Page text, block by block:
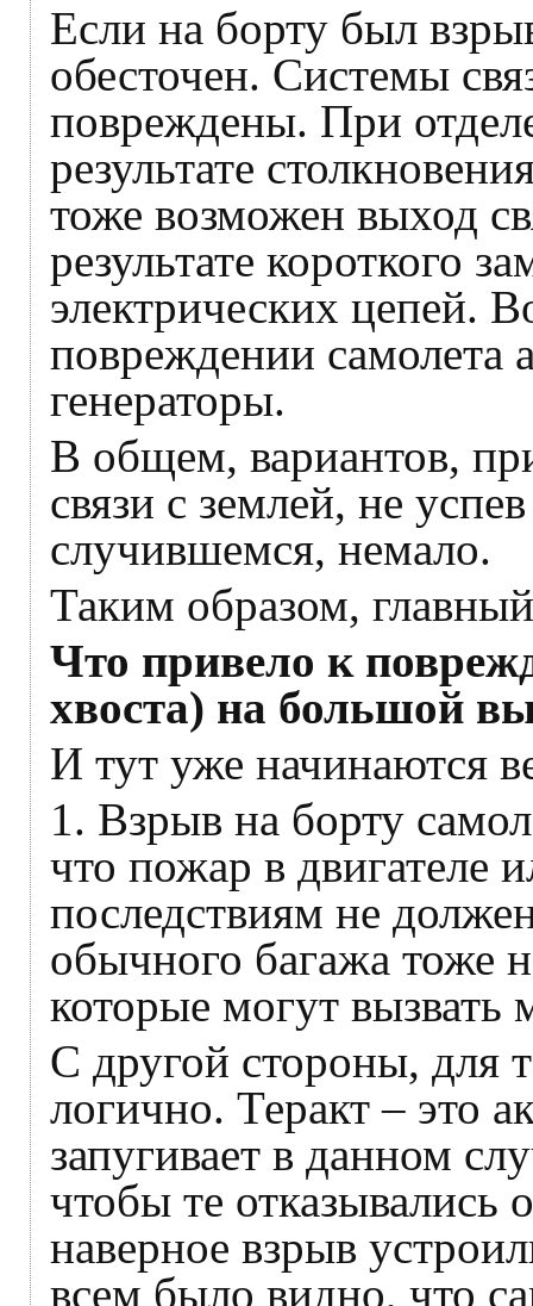
Если на борту был
обесточен. Системы
повреждены. При
результате
тоже возможен выход
результате короткого
электрических цепей.
повреждении самолета
генераторы.
В общем, вариантов,
связи с землей, не
случившемся, немало.
Таким образом,
Что привело к
хвоста) на большой
И тут уже начинаются
1. Взрыв на борту
что пожар в двигателе
последствиям не
обычного багажа тоже
которые могут
С другой стороны, для
логично. Теракт – это
запугивает в данном
чтобы те отказывались
наверное взрыв
всем было видно, что